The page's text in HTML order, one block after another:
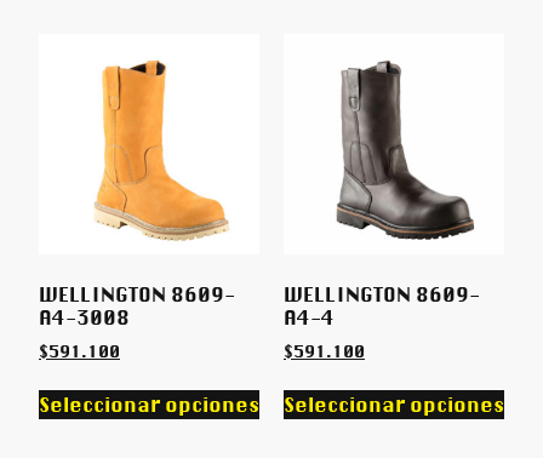
WELLINGTON 8609-
A4-3008
$591.100
Seleccionar opciones
WELLINGTON 8609-
A4-4
$591.100
Seleccionar opciones